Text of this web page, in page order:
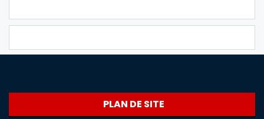
PLAN DE SITE